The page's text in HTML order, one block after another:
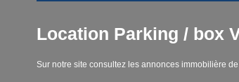
Location Parking / box
Sur notre site consultez les annonces immobilière